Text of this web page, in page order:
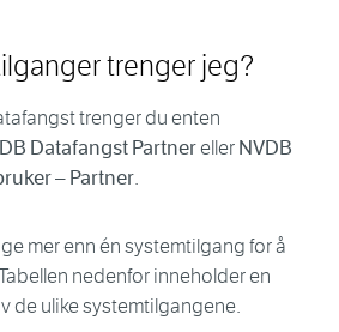
trenger jeg?
trenger du enten
Datafangst PartnerellerNVDB
– Partner.
mer enn én systemtilgang for å
nedenfor inneholder en
de ulike systemtilgangene.